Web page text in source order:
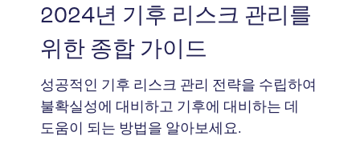
2024년 기후 리스크 관리를
위한 종합 가이드
성공적인 기후 리스크 관리 전략을 수립하여
불확실성에 대비하고 기후에 대비하는 데
도움이 되는 방법을 알아보세요.